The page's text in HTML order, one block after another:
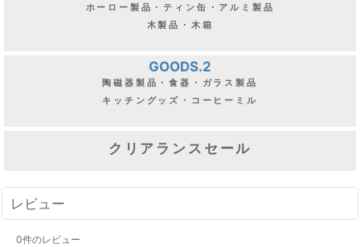
ホーロー製品・ティン缶・アルミ製品
木製品・木箱
GOODS.2
陶磁器製品・食器・ガラス製品
キッチングッズ・コーヒーミル
クリアランスセール
レビュー
0件のレビュー